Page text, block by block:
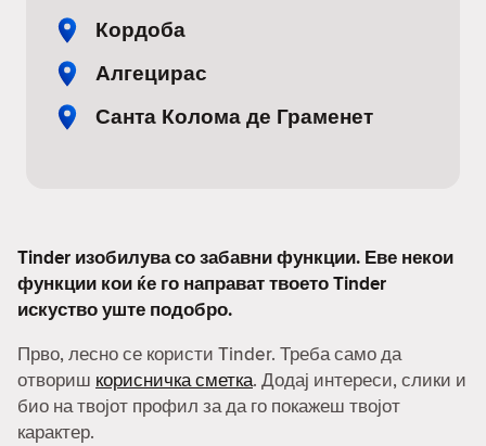
Кордоба
Алгецирас
Санта Колома де Граменет
Tinder изобилува со забавни функции. Еве некои
функции кои ќе го направат твоето Tinder
искуство уште подобро.
Прво, лесно се користи Tinder. Треба само да
отвориш корисничка сметка. Додај интереси, слики и
био на твојот профил за да го покажеш твојот
карактер.